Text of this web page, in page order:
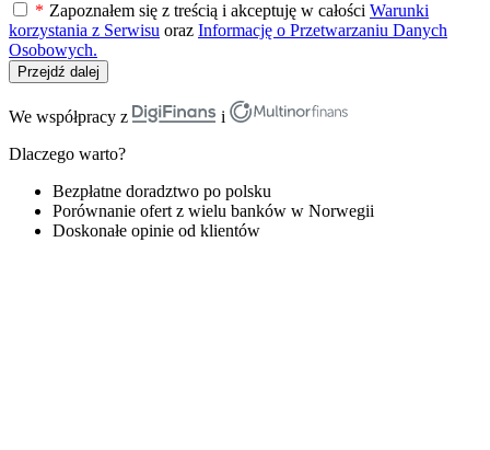
* Zapoznałem się z treścią i akceptuję w całości Warunki
korzystania z Serwisu oraz Informację o Przetwarzaniu Danych
Osobowych.
Przejdź dalej
We współpracy z
i
Dlaczego warto?
Bezpłatne doradztwo po polsku
Porównanie ofert z wielu banków w Norwegii
Doskonałe opinie od klientów